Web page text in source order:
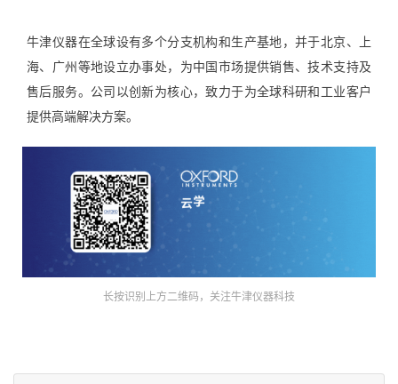
牛津仪器在全球设有多个分支机构和生产基地，并于北京、上
海、广州等地设立办事处，为中国市场提供销售、技术支持及
售后服务。公司以创新为核心，致力于为全球科研和工业客户
提供高端解决方案。
长按识别上方二维码，关注牛津仪器科技